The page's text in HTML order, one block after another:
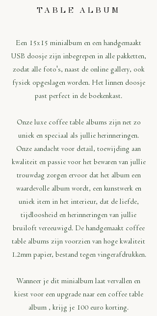
TABLE ALBUM
Een 15x15 minialbum en een handgemaakt
USB doosje zijn inbegrepen in alle pakketten,
zodat alle foto's, naast de online gallery, ook
fysiek opgeslagen worden. Het linnen doosje
past perfect in de boekenkast.​
Onze luxe coffee table albums zijn net zo
uniek en speciaal als jullie herinneringen.
Onze aandacht voor detail, toewijding aan
kwaliteit en passie voor het bewaren van jullie
trouwdag zorgen ervoor dat het album een
waardevolle album wordt, een kunstwerk en
uniek item in het interieur, dat de liefde,
tijdloosheid en herinneringen van jullie
bruiloft vereeuwigd. De handgemaakt coffee
table albums zijn voorzien van hoge kwaliteit
1.2mm papier, bestand tegen vingerafdrukken.
Wanneer je dit minialbum laat vervallen en
kiest voor een upgrade naar een coffee table
album , krijg je 100 euro korting.